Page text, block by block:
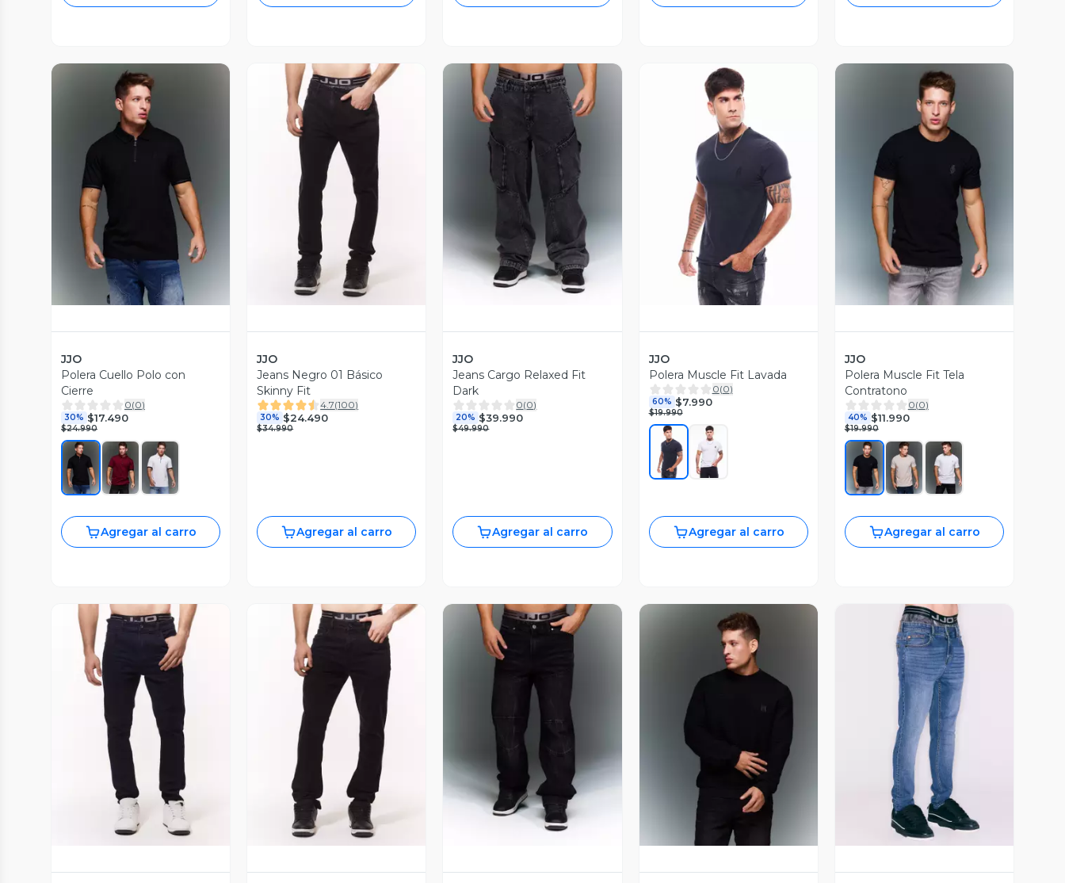
Vista Previa
JJO
Polera Cuello Polo con
Cierre
0(0)
30% $17.490
$24.990
Agregar al carro
Vista Previa
JJO
Jeans Negro 01 Básico
Skinny Fit
4.7(100)
30% $24.490
$34.990
Agregar al carro
Vista Previa
JJO
Jeans Cargo Relaxed Fit
Dark
0(0)
20% $39.990
$49.990
Agregar al carro
Vista Previa
JJO
Polera Muscle Fit Lavada
0(0)
60% $7.990
$19.990
Agregar al carro
Vista Previa
JJO
Polera Muscle Fit Tela
Contratono
0(0)
40% $11.990
$19.990
Agregar al carro
Vista Previa Vista Previa Vista Previa Vista Previa